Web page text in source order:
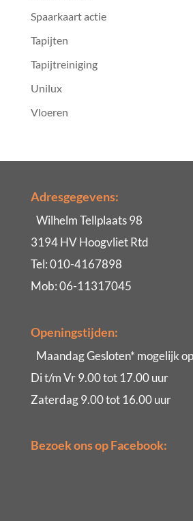
Spaarkaart actie
Tapijten
Tapijtreiniging
Unilux
Vloeren
Adresgegevens:
Wilhelm Tellplaats 98
3194 HV Hoogvliet Rtd
Tel: 010-4167898
Mob: 06-11317045
Openingstijden:
Maandag Gesloten* mogelijk
Di t/m Vr 9.00 tot 17.00 uur
Zaterdag 9.00 tot 16.00 uur
Bezoek ons op Facebook: